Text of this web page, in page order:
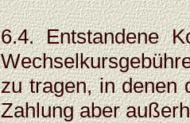
6.4. Entstandene
zu tragen, in denen
Zahlung aber